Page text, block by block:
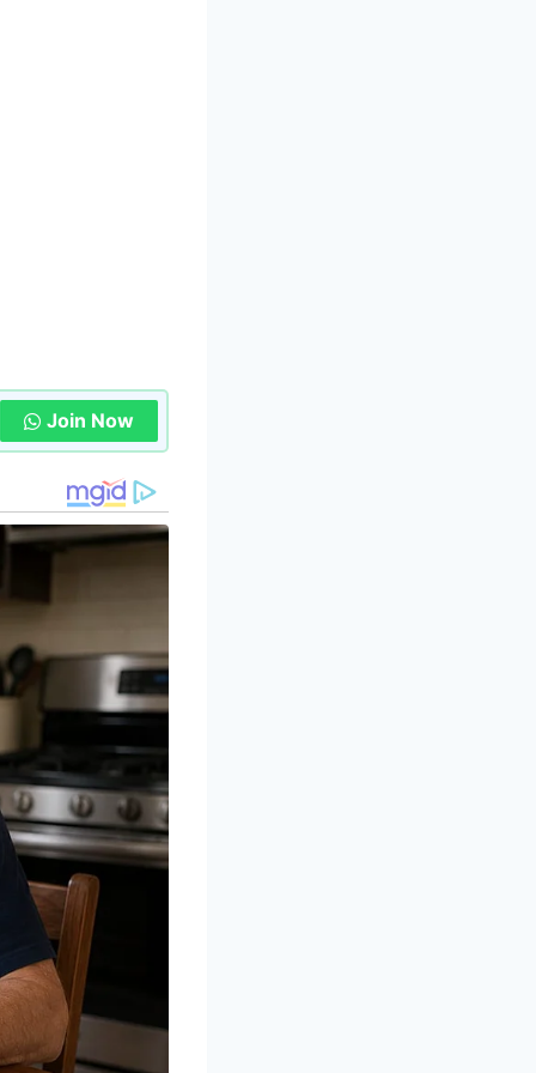
Join Now